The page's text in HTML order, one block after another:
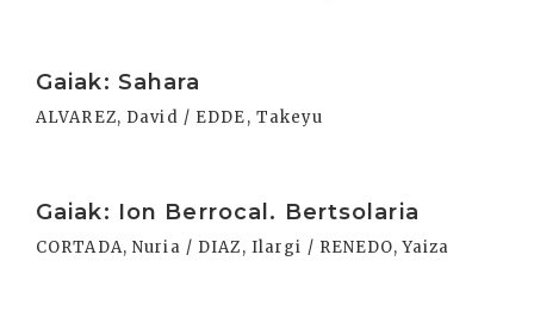
Gaiak: Sahara
ALVAREZ, David / EDDE, Takeyu
Gaiak: Ion Berrocal. Bertsolaria
CORTADA, Nuria / DIAZ, Ilargi / RENEDO, Yaiza